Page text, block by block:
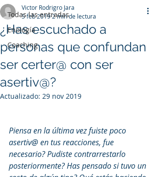
Todas las entradas
Enología
Coaching
¿Has escuchado a
personas que confundan
ser certer@ con ser
asertiv@?
Victor Rodrigro Jara
5 feb 20192 min de lectura
Actualizado: 29 nov 2019
Piensa en la última vez fuiste poco
asertiv@ en tus reacciones, fue
necesario? Pudiste contrarrestarlo
posteriormente? Has pensado si tuvo un